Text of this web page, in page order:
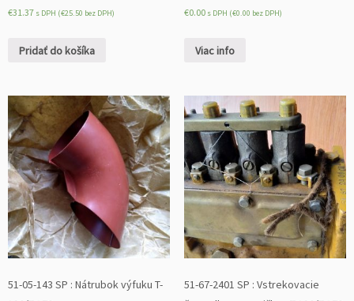
€31.37 s DPH (€25.50 bez DPH)
Pridať do košíka
€0.00 s DPH (€0.00 bez DPH)
Viac info
51-05-143 SP : Nátrubok výfuku T-
51-67-2401 SP : Vstrekovacie